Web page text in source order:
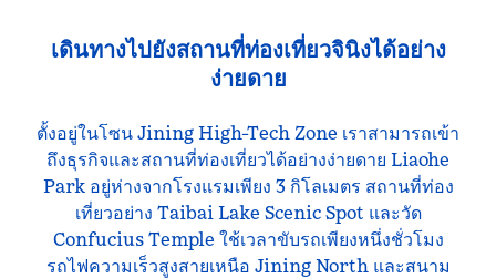
เดินทางไปยังสถานที่ท่องเที่ยวจินิงได้อย่าง
ง่ายดาย
ตั้งอยู่ในโซน Jining High-Tech Zone เราสามารถเข้า
ถึงธุรกิจและสถานที่ท่องเที่ยวได้อย่างง่ายดาย Liaohe
Park อยู่ห่างจากโรงแรมเพียง 3 กิโลเมตร สถานที่ท่อง
เที่ยวอย่าง Taibai Lake Scenic Spot และวัด
Confucius Temple ใช้เวลาขับรถเพียงหนึ่งชั่วโมง
รถไฟความเร็วสูงสายเหนือ Jining North และสนาม